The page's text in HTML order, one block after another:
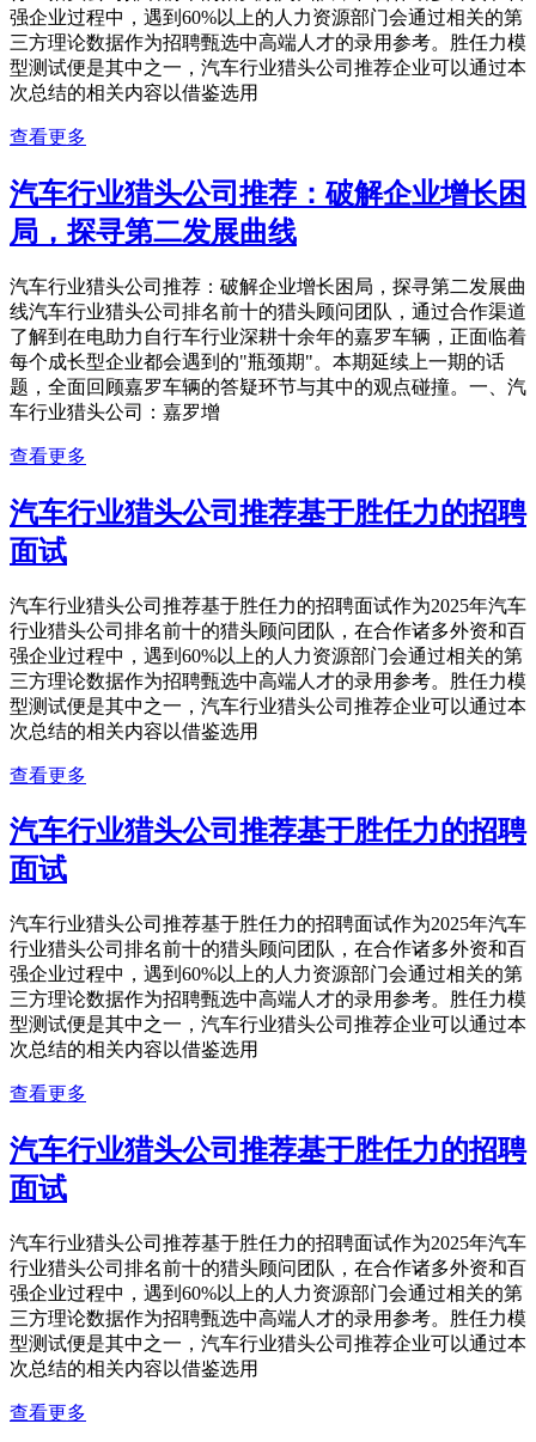
强企业过程中，遇到60%以上的人力资源部门会通过相关的第
三方理论数据作为招聘甄选中高端人才的录用参考。胜任力模
型测试便是其中之一，汽车行业猎头公司推荐企业可以通过本
次总结的相关内容以借鉴选用
查看更多
汽车行业猎头公司推荐：破解企业增长困
局，探寻第二发展曲线
汽车行业猎头公司推荐：破解企业增长困局，探寻第二发展曲
线汽车行业猎头公司排名前十的猎头顾问团队，通过合作渠道
了解到在电助力自行车行业深耕十余年的嘉罗车辆，正面临着
每个成长型企业都会遇到的"瓶颈期"。本期延续上一期的话
题，全面回顾嘉罗车辆的答疑环节与其中的观点碰撞。一、汽
车行业猎头公司：嘉罗增
查看更多
汽车行业猎头公司推荐基于胜任力的招聘
面试
汽车行业猎头公司推荐基于胜任力的招聘面试作为2025年汽车
行业猎头公司排名前十的猎头顾问团队，在合作诸多外资和百
强企业过程中，遇到60%以上的人力资源部门会通过相关的第
三方理论数据作为招聘甄选中高端人才的录用参考。胜任力模
型测试便是其中之一，汽车行业猎头公司推荐企业可以通过本
次总结的相关内容以借鉴选用
查看更多
汽车行业猎头公司推荐基于胜任力的招聘
面试
汽车行业猎头公司推荐基于胜任力的招聘面试作为2025年汽车
行业猎头公司排名前十的猎头顾问团队，在合作诸多外资和百
强企业过程中，遇到60%以上的人力资源部门会通过相关的第
三方理论数据作为招聘甄选中高端人才的录用参考。胜任力模
型测试便是其中之一，汽车行业猎头公司推荐企业可以通过本
次总结的相关内容以借鉴选用
查看更多
汽车行业猎头公司推荐基于胜任力的招聘
面试
汽车行业猎头公司推荐基于胜任力的招聘面试作为2025年汽车
行业猎头公司排名前十的猎头顾问团队，在合作诸多外资和百
强企业过程中，遇到60%以上的人力资源部门会通过相关的第
三方理论数据作为招聘甄选中高端人才的录用参考。胜任力模
型测试便是其中之一，汽车行业猎头公司推荐企业可以通过本
次总结的相关内容以借鉴选用
查看更多